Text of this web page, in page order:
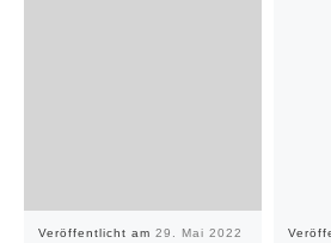
Veröffentlicht am 29. Mai 2022